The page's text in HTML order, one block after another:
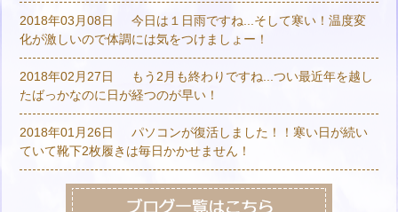
2018年03月08日
今日は１日雨ですね...そして寒い！温度変
化が激しいので体調には気をつけましょー！
2018年02月27日
もう2月も終わりですね...つい最近年を越し
たばっかなのに日が経つのが早い！
2018年01月26日
パソコンが復活しました！！寒い日が続い
ていて靴下2枚履きは毎日かかせません！